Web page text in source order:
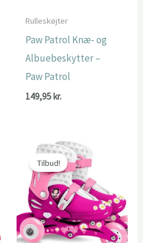
Rulleskøjter
Paw Patrol Knæ- og
Albuebeskytter –
Paw Patrol
149,95kr.
Tilbud!